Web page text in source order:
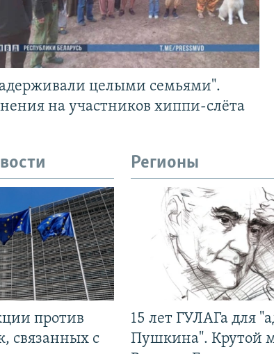
целыми семьями".
на участников хиппи-слёта
против
связанных с
Регионы
15 лет ГУЛАГа для
Пушкина". Крутой